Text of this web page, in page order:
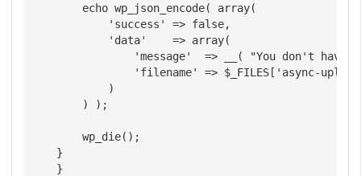
echo wp_json_encode( array(
'success' => false,
'data'    => array(
'message'  => __( "You don't have
'filename' => $_FILES['async-
)
) );
wp_die();
}
}